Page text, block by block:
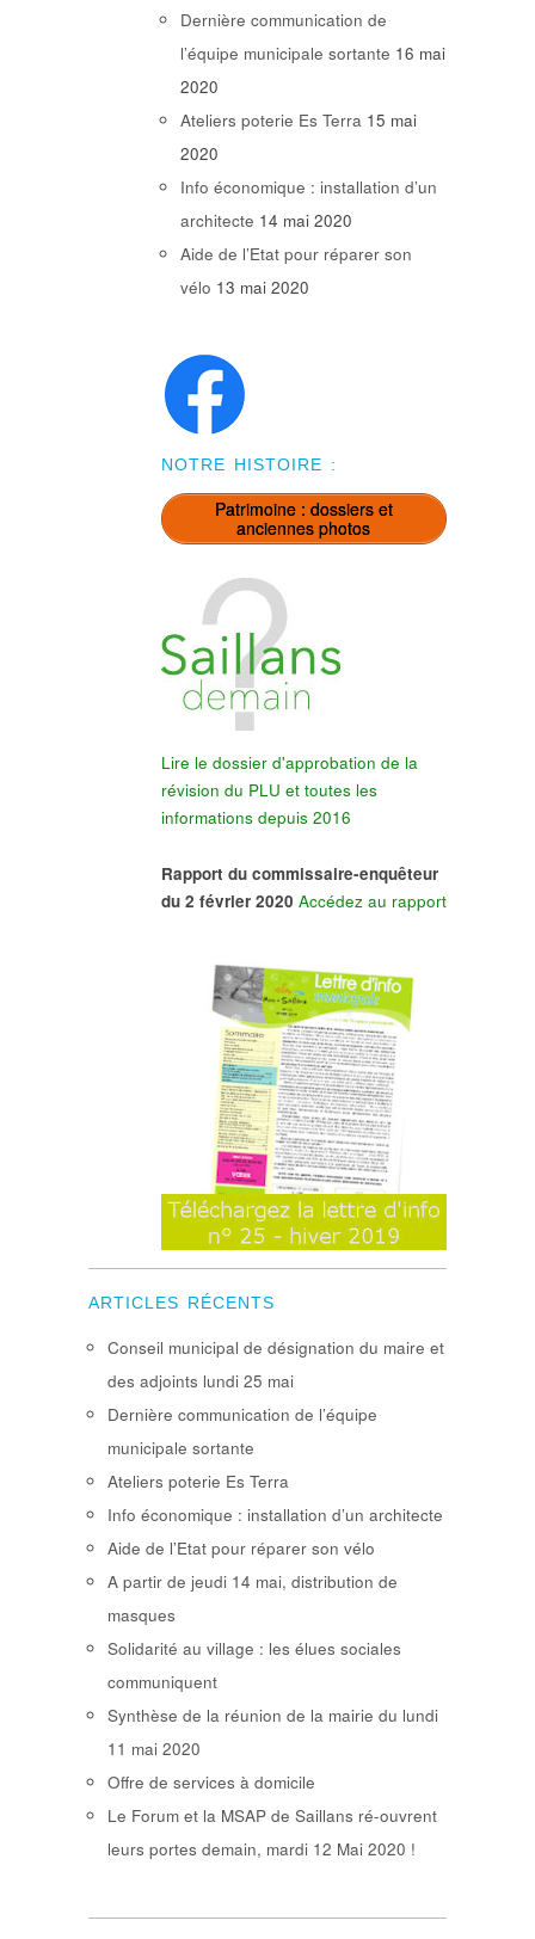
Dernière communication de
l’équipe municipale sortante 16 mai
2020
Ateliers poterie Es Terra 15 mai
2020
Info économique : installation d’un
architecte 14 mai 2020
Aide de l’Etat pour réparer son
vélo 13 mai 2020
NOTRE HISTOIRE :
Patrimoine : dossiers et
anciennes photos
Lire le dossier d'approbation de la
révision du PLU et toutes les
informations depuis 2016
Rapport du commissaire-enquêteur
du 2 février 2020 Accédez au rapport
ARTICLES RÉCENTS
Conseil municipal de désignation du maire et
des adjoints lundi 25 mai
Dernière communication de l’équipe
municipale sortante
Ateliers poterie Es Terra
Info économique : installation d’un architecte
Aide de l’Etat pour réparer son vélo
A partir de jeudi 14 mai, distribution de
masques
Solidarité au village : les élues sociales
communiquent
Synthèse de la réunion de la mairie du lundi
11 mai 2020
Offre de services à domicile
Le Forum et la MSAP de Saillans ré-ouvrent
leurs portes demain, mardi 12 Mai 2020 !